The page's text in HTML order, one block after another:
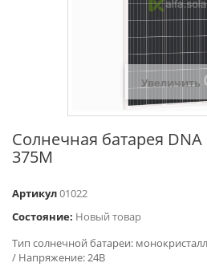
Увеличить
Солнечная батарея
375M
Артикул01022
Состояние: Новый товар
Тип солнечной батареи:
/ Напряжение: 24В